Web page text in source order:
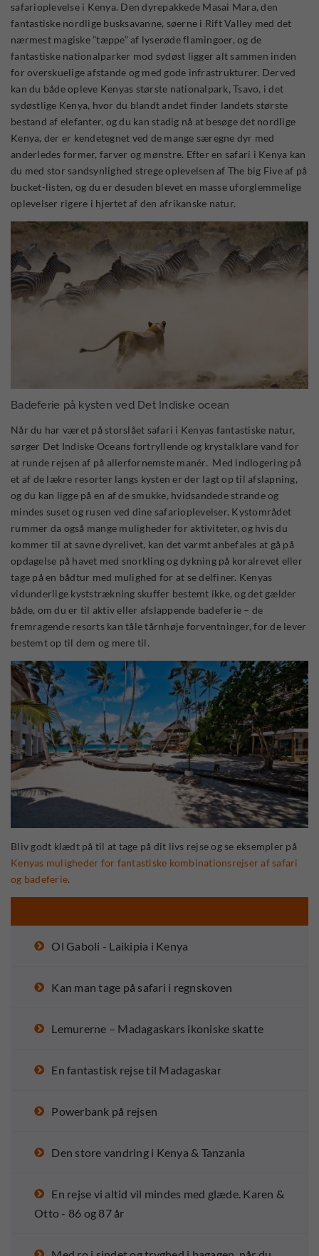
safarioplevelse i Kenya. Den dyrepakkede Masai Mara, den
fantastiske nordlige busksavanne, søerne i Rift Valley med det
nærmest magiske ”tæppe” af lyserøde flamingoer, og de
fantastiske nationalparker mod sydøst ligger alt sammen inden
for overskuelige afstande og med gode infrastrukturer. Derved
kan du både opleve Kenyas største nationalpark, Tsavo, i det
sydøstlige Kenya, hvor du blandt andet finder landets største
bestand af elefanter, og du kan stadig nå at besøge det nordlige
Kenya, der er kendetegnet ved de mange særegne dyr med
anderledes former, farver og mønstre. Efter en safari i Kenya kan
du med stor sandsynlighed strege oplevelsen af The big Five af på
bucket-listen, og du er desuden blevet en masse uforglemmelige
oplevelser rigere i hjertet af den afrikanske natur.
Badeferie på kysten ved Det Indiske ocean
Når du har været på storslået safari i Kenyas fantastiske natur,
sørger Det Indiske Oceans fortryllende og krystalklare vand for
at runde rejsen af på allerfornemste manér. Med indlogering på
et af de lækre resorter langs kysten er der lagt op til afslapning,
og du kan ligge på en af de smukke, hvidsandede strande og
mindes suset og rusen ved dine safarioplevelser. Kystområdet
rummer da også mange muligheder for aktiviteter, og hvis du
kommer til at savne dyrelivet, kan det varmt anbefales at gå på
opdagelse på havet med snorkling og dykning på koralrevet eller
tage på en bådtur med mulighed for at se delfiner. Kenyas
vidunderlige kyststrækning skuffer bestemt ikke, og det gælder
både, om du er til aktiv eller afslappende badeferie – de
fremragende resorts kan tåle tårnhøje forventninger, for de lever
bestemt op til dem og mere til.
Bliv godt klædt på til at tage på dit livs rejse og se eksempler på
Kenyas muligheder for fantastiske kombinationsrejser af safari
og badeferie.
Ol Gaboli - Laikipia i Kenya
Kan man tage på safari i regnskoven
Lemurerne – Madagaskars ikoniske skatte
En fantastisk rejse til Madagaskar
Powerbank på rejsen
Den store vandring i Kenya & Tanzania
En rejse vi altid vil mindes med glæde. Karen &
Otto - 86 og 87 år